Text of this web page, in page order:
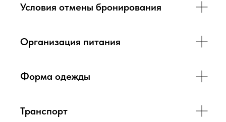
Условия отмены бронирования
Организация питания
Форма одежды
Транспорт